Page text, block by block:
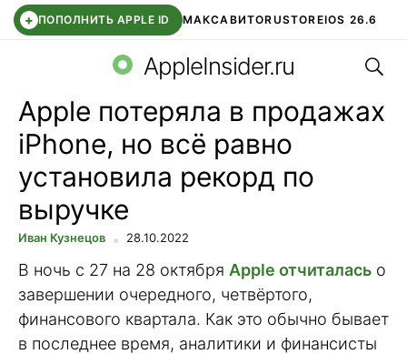
+ ПОПОЛНИТЬ APPLE ID МАКСАВИТОRUSTOREIOS 26.6
СБЕР КИДС ВТБ ОНЛАЙН ЧАТ В ROBLOX
AppleInsider.ru
Apple потеряла в продажах
iPhone, но всё равно
установила рекорд по
выручке
Иван Кузнецов 28.10.2022
В ночь с 27 на 28 октября Apple отчиталась о
завершении очередного, четвёртого,
финансового квартала. Как это обычно бывает
в последнее время, аналитики и финансисты